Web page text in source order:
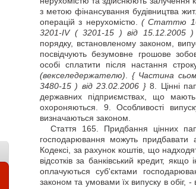
з метою фінансування будівництва
операцій з нерухомістю.( Статтю
3201-IV ( 3201-15 ) від 15.12.2005 )
порядку, встановленому законом,
посвідчують безумовне грошове
особі сплатити після настання
(векселедержателю)
{ Частина
3480-15 ) від 23.02.2006 }8. Цінні
державних підприємствах, що мають
охороняються. 9. Особливості
визначаються законом.
Стаття 165. Придбання цінних
господарювання можуть придбавати
Кодексі, за рахунок коштів, що
відсотків за банківський кредит,
оплачуються суб'єктами
законом та умовами їх випуску в обіг,